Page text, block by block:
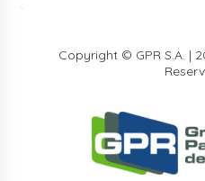
Copyright © GPR S.A. |